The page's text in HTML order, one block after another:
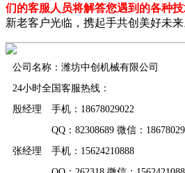
们的客服人员将解答您遇到的各种技
新老客户光临，携起手共创美好未来
公司名称：潍坊中创机械有限公司
24小时全国客服热线：
殷经理 手机：18678029022
QQ：82308689 微信：
张经理 手机：15624210888